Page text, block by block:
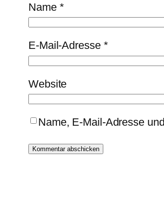
Name *
E-Mail-Adresse *
Website
Name, E-Mail-Adresse